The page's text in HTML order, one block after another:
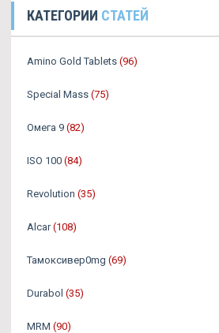
КАТЕГОРИИ СТАТЕЙ
Amino Gold Tablets (96)
Special Mass (75)
Омега 9 (82)
ISO 100 (84)
Revolution (35)
Alcar (108)
Тамоксивер0mg (69)
Durabol (35)
MRM (90)